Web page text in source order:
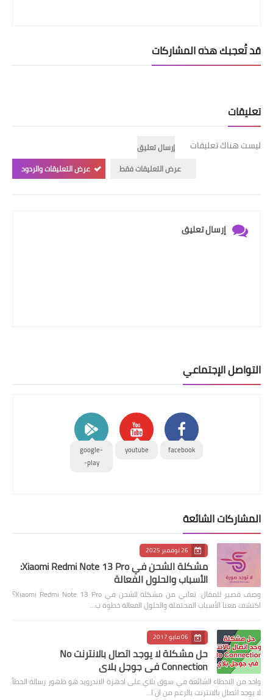
قد تُعجبك هذه المشاركات
تعليقات
ليست هناك تعليقات
إرسال تعليق
عرض التعليقات فقط
عرض التعليقات والردود
إرسال تعليق
التواصل الإجتماعي
facebook
youtube
google-
play-
المشاركات الشائعة
26 نوفمبر 2025
مشكلة الشحن في Xiaomi Redmi Note 13 Pro:
الأسباب والحلول الفعالة
وصف قصير للمقال: تعاني من مشكلة الشحن في Xiaomi Redmi Note 13 Pro؟
اكتشف معنا الأسباب المحتملة والحلول الفعالة خطوة ب…
06 مايو 2017
حل مشكلة لا يوجد اتصال بالانترنت No
Connection في جوجل بلاي
واحد من الاخطاء الشائعة في سوق بلاي على اجهزة الاندرويد هو ظهور رسالة الخطأ
لا يوجد اتصال بالانترنت بالرغم من ان ا…